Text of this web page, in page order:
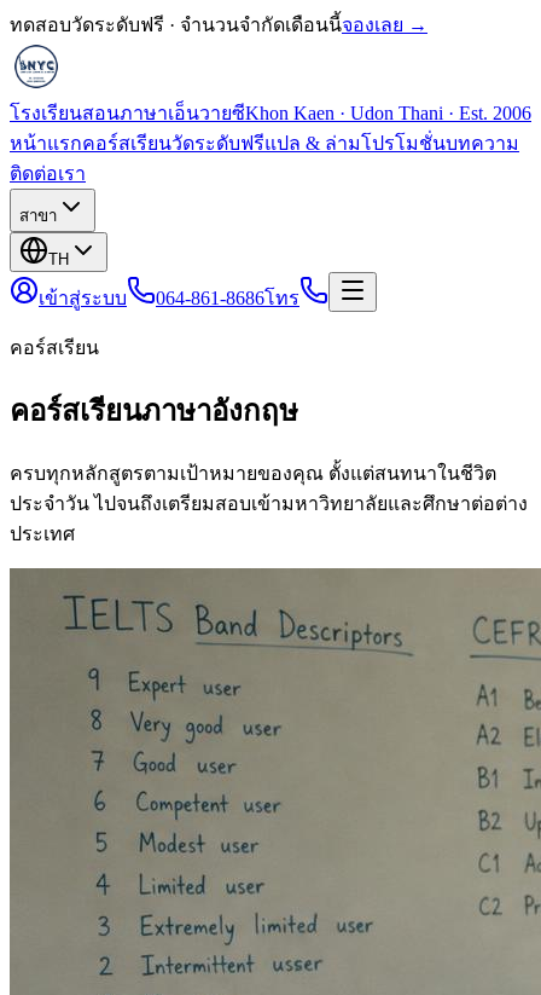
ทดสอบวัดระดับฟรี · จำนวนจำกัดเดือนนี้จองเลย →
โรงเรียนสอนภาษาเอ็นวายซีKhon Kaen · Udon Thani · Est. 2006
หน้าแรกคอร์สเรียนวัดระดับฟรีแปล & ล่ามโปรโมชั่นบทความ
ติดต่อเรา
สาขา
TH
เข้าสู่ระบบ 064-861-8686โทร
คอร์สเรียน
คอร์สเรียนภาษาอังกฤษ
ครบทุกหลักสูตรตามเป้าหมายของคุณ ตั้งแต่สนทนาในชีวิต
ประจำวัน ไปจนถึงเตรียมสอบเข้ามหาวิทยาลัยและศึกษาต่อต่าง
ประเทศ